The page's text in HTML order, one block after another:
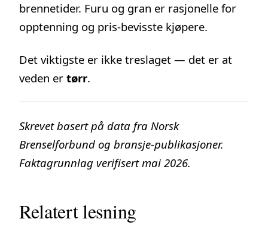
brennetider. Furu og gran er rasjonelle for
opptenning og pris-bevisste kjøpere.
Det viktigste er ikke treslaget — det er at
veden er tørr.
Skrevet basert på data fra Norsk
Brenselforbund og bransje-publikasjoner.
Faktagrunnlag verifisert mai 2026.
Relatert lesning